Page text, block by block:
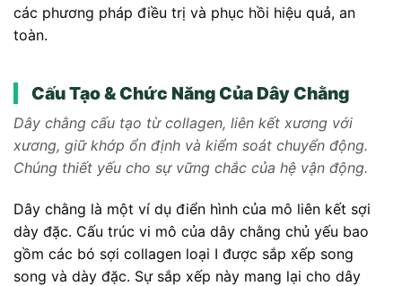
các phương pháp điều trị và phục hồi hiệu quả, an
toàn.
Cấu Tạo & Chức Năng Của Dây Chằng
Dây chằng cấu tạo từ collagen, liên kết xương với
xương, giữ khớp ổn định và kiểm soát chuyển động.
Chúng thiết yếu cho sự vững chắc của hệ vận động.
Dây chằng là một ví dụ điển hình của mô liên kết sợi
dày đặc. Cấu trúc vi mô của dây chằng chủ yếu bao
gồm các bó sợi collagen loại I được sắp xếp song
song và dày đặc. Sự sắp xếp này mang lại cho dây